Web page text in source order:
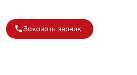
Заказать звонок